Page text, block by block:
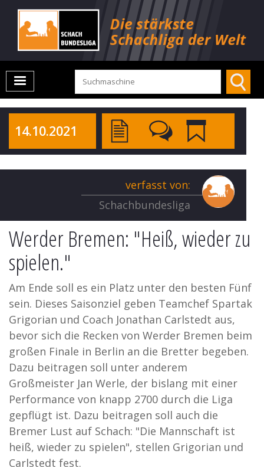
14.10.2021
verfasst von:
Schachbundesliga
Werder Bremen: "Heiß, wieder zu
spielen."
Am Ende soll es ein Platz unter den besten Fünf
sein. Dieses Saisonziel geben Teamchef Spartak
Grigorian und Coach Jonathan Carlstedt aus,
bevor sich die Recken von Werder Bremen beim
großen Finale in Berlin an die Bretter begeben.
Dazu beitragen soll unter anderem
Großmeister Jan Werle, der bislang mit einer
Performance von knapp 2700 durch die Liga
gepflügt ist. Dazu beitragen soll auch die
Bremer Lust auf Schach: "Die Mannschaft ist
heiß, wieder zu spielen", stellen Grigorian und
Carlstedt fest.